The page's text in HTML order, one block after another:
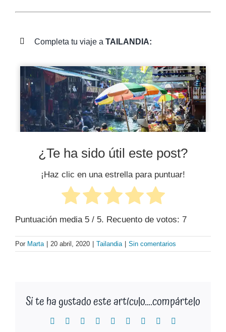
Completa tu viaje aTAILANDIA:
¿Te ha sido útil este post?
¡Haz clic en una estrella para puntuar!
Puntuación media 5 / 5. Recuento de votos: 7
Por Marta 20 abril, 2020 Tailandia Sin comentarios
Si te ha gustado este artículo….compártelo
Facebook Reddit LinkedInWhatsApp
TumblrPinterest